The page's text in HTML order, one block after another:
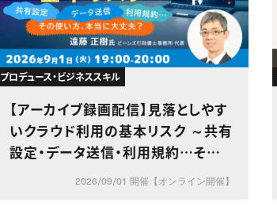
プロデュース・ビジネススキル
【アーカイブ録画配信】見落としやす
いクラウド利用の基本リスク ～共有
設定・データ送信・利用規約…その
使い方、本当に大丈夫？～
2026/09/01 開催【オンライン開催】